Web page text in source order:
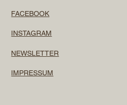
FACEBOOK
INSTAGRAM
NEWSLETTER
IMPRESSUM